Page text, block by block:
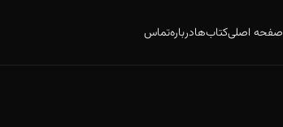
صفحه اصلیکتاب‌هادربارهتماس